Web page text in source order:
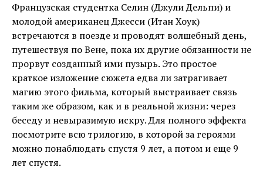
Французская студентка Селин (Джули Дельпи) и
молодой американец Джесси (Итан Хоук)
встречаются в поезде и проводят волшебный день,
путешествуя по Вене, пока их другие обязанности не
прорвут созданный ими пузырь. Это простое
краткое изложение сюжета едва ли затрагивает
магию этого фильма, который выстраивает связь
таким же образом, как и в реальной жизни: через
беседу и невыразимую искру. Для полного эффекта
посмотрите всю трилогию, в которой за героями
можно понаблюдать спустя 9 лет, а потом и еще 9
лет спустя.